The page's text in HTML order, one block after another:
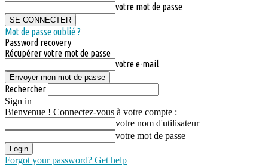
votre mot de passe
Mot de passe oublié ?
Password recovery
Récupérer votre mot de passe
votre e-mail
Rechercher
Sign in
Bienvenue ! Connectez-vous à votre compte :
votre nom d'utilisateur
votre mot de passe
Forgot your password? Get help